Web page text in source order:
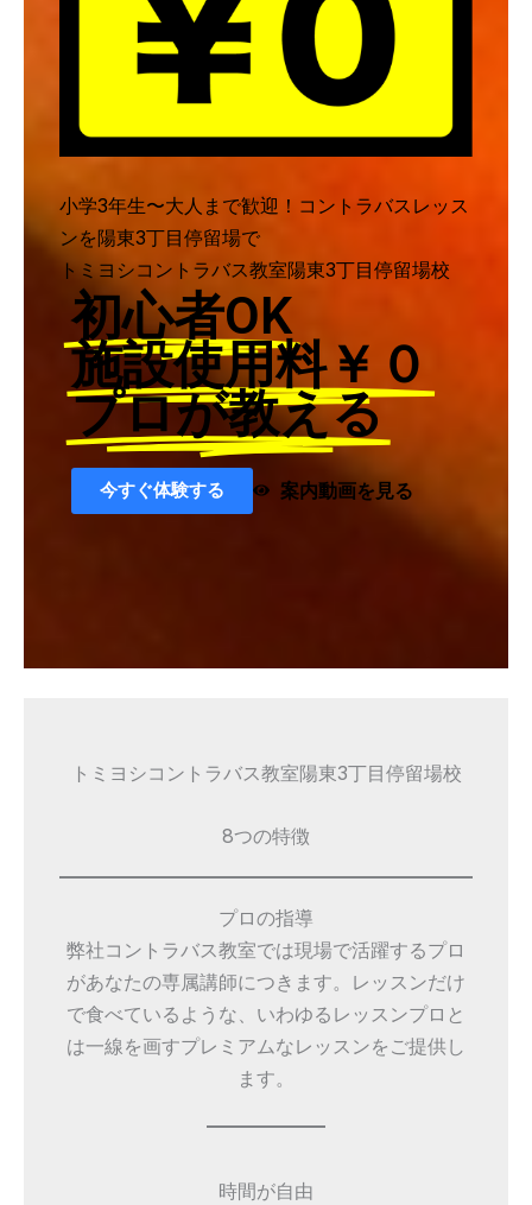
小学3年生〜大人まで歓迎！コントラバスレッス
ンを陽東3丁目停留場で
トミヨシコントラバス教室陽東3丁目停留場校
初心者OK
施設使用料￥０
プロが教える
今すぐ体験する 案内動画を見る
トミヨシコントラバス教室陽東3丁目停留場校
8つの特徴
プロの指導
弊社コントラバス教室では現場で活躍するプロ
があなたの専属講師につきます。レッスンだけ
で食べているような、いわゆるレッスンプロと
は一線を画すプレミアムなレッスンをご提供し
ます。
時間が自由